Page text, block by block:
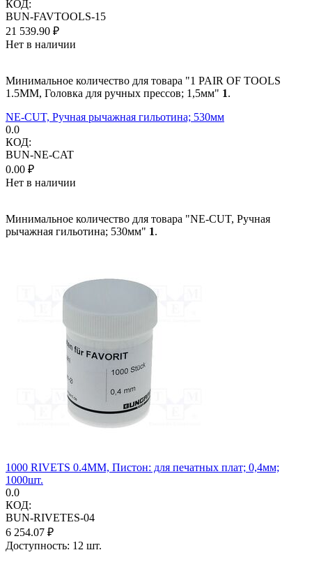
КОД:
BUN-FAVTOOLS-15
21 539.90 ₽
Нет в наличии
Минимальное количество для товара "1 PAIR OF TOOLS
1.5MM, Головка для ручных прессов; 1,5мм" 1.
NE-CUT, Ручная рычажная гильотина; 530мм
0.0
КОД:
BUN-NE-CAT
0.00 ₽
Нет в наличии
Минимальное количество для товара "NE-CUT, Ручная
рычажная гильотина; 530мм" 1.
1000 RIVETS 0.4MM, Пистон: для печатных плат; 0,4мм;
1000шт.
0.0
КОД:
BUN-RIVETES-04
6 254.07 ₽
Доступность: 12 шт.